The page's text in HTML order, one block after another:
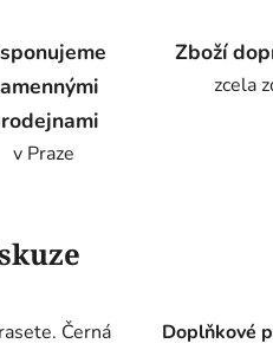
v Praze
Zboží
zcela
Černá
Doplňkové